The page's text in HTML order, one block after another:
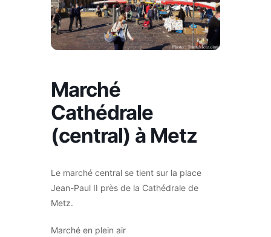
Marché
Cathédrale
(central) à Metz
Le marché central se tient sur la place
Jean-Paul II près de la Cathédrale de
Metz.
Marché en plein air